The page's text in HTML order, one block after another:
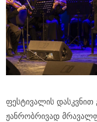
ფესტივალის
ჟანრობრივად